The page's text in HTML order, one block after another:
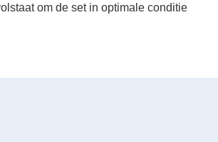
om de set in optimale conditie